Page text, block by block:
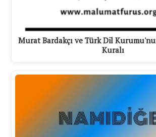
Murat Bardakçı ve Türk Dil
Kuralı